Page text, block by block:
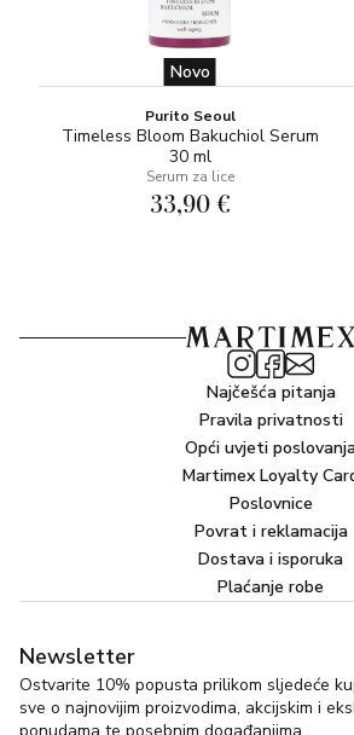
Novo
Purito Seoul
Timeless Bloom Bakuchiol Serum
30 ml
Serum za lice
33,90 €
Najčešća pitanja
Pravila privatnosti
Opći uvjeti
Martimex Loyalty
Poslovnice
Povrat i reklamacija
Dostava i isporuka
Plaćanje robe
Newsletter
Ostvarite 10% popusta prilikom sljedeće
sve o najnovijim proizvodima, akcijskim i